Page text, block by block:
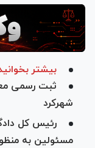
بیشتر
ثبت رسمی
شهرکرد
رئیس کل
مسئولین به منظور